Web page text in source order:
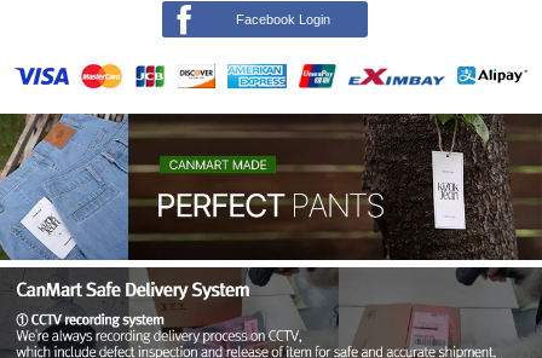
Facebook Login